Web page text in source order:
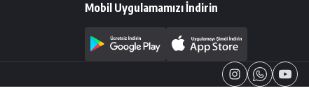
Mobil Uygulamamızı İndirin